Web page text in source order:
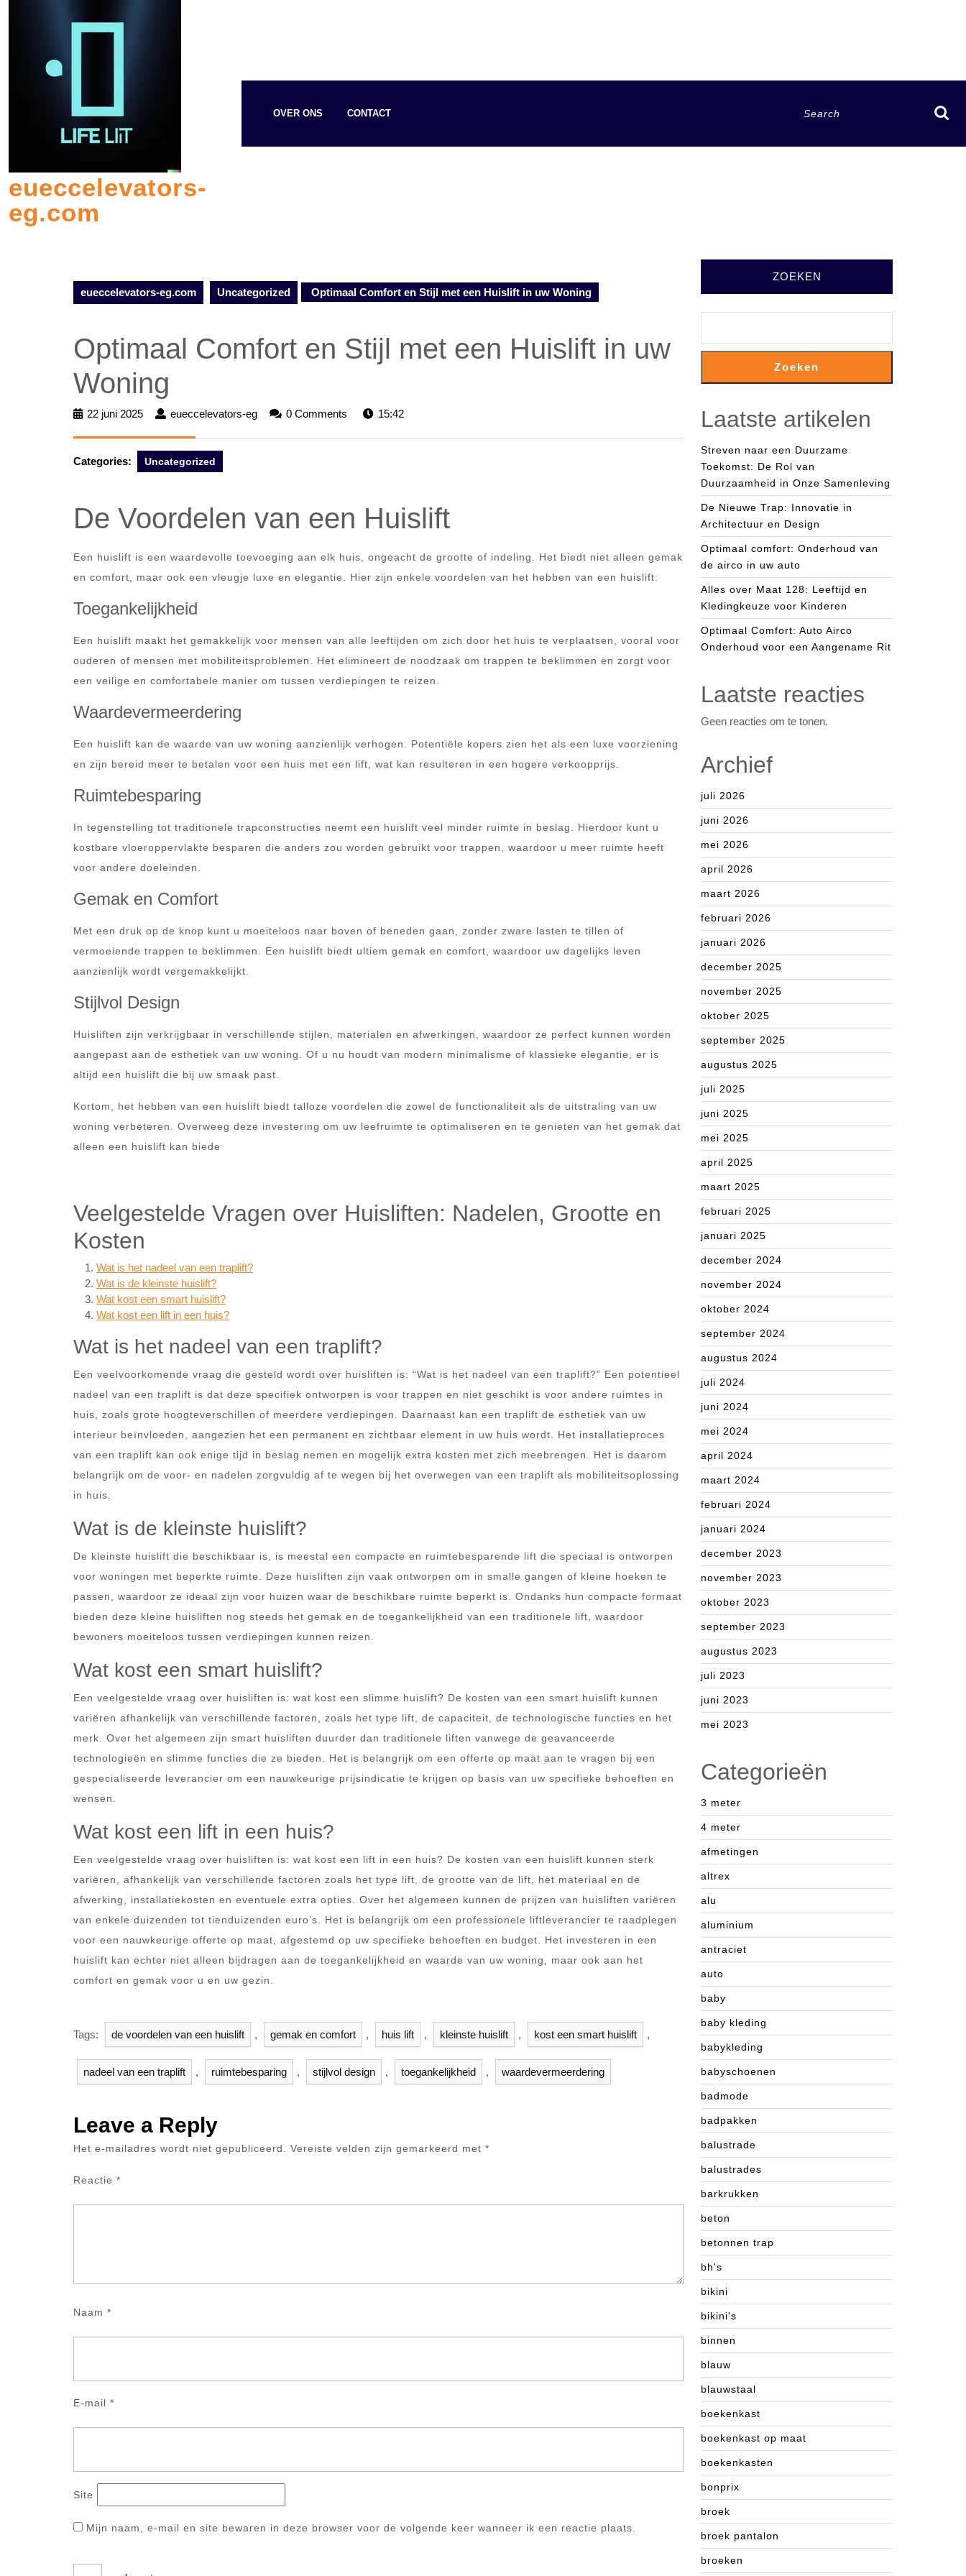
eueccelevators-
eg.com
OVER ONS CONTACT
eueccelevators-eg.com Uncategorized Optimaal Comfort en Stijl met een Huislift in uw Woning
Optimaal Comfort en Stijl met een Huislift in uw
Woning
22 juni 2025
22
eueccelevators-eg
eueccelevators-
0 Comments 15:42
Categories: Uncategorized
De Voordelen van een Huislift
Een huislift is een waardevolle toevoeging aan elk huis, ongeacht de grootte of indeling. Het biedt niet alleen gemak
en comfort, maar ook een vleugje luxe en elegantie. Hier zijn enkele voordelen van het hebben van een huislift:
Toegankelijkheid
Een huislift maakt het gemakkelijk voor mensen van alle leeftijden om zich door het huis te verplaatsen, vooral voor
ouderen of mensen met mobiliteitsproblemen. Het elimineert de noodzaak om trappen te beklimmen en zorgt voor
een veilige en comfortabele manier om tussen verdiepingen te reizen.
Waardevermeerdering
Een huislift kan de waarde van uw woning aanzienlijk verhogen. Potentiële kopers zien het als een luxe voorziening
en zijn bereid meer te betalen voor een huis met een lift, wat kan resulteren in een hogere verkoopprijs.
Ruimtebesparing
In tegenstelling tot traditionele trapconstructies neemt een huislift veel minder ruimte in beslag. Hierdoor kunt u
kostbare vloeroppervlakte besparen die anders zou worden gebruikt voor trappen, waardoor u meer ruimte heeft
voor andere doeleinden.
Gemak en Comfort
Met een druk op de knop kunt u moeiteloos naar boven of beneden gaan, zonder zware lasten te tillen of
vermoeiende trappen te beklimmen. Een huislift biedt ultiem gemak en comfort, waardoor uw dagelijks leven
aanzienlijk wordt vergemakkelijkt.
Stijlvol Design
Huisliften zijn verkrijgbaar in verschillende stijlen, materialen en afwerkingen, waardoor ze perfect kunnen worden
aangepast aan de esthetiek van uw woning. Of u nu houdt van modern minimalisme of klassieke elegantie, er is
altijd een huislift die bij uw smaak past.
Kortom, het hebben van een huislift biedt talloze voordelen die zowel de functionaliteit als de uitstraling van uw
woning verbeteren. Overweeg deze investering om uw leefruimte te optimaliseren en te genieten van het gemak dat
alleen een huislift kan biede
Veelgestelde Vragen over Huisliften: Nadelen, Grootte en
Kosten
Wat is het nadeel van een traplift?
Wat is de kleinste huislift?
Wat kost een smart huislift?
Wat kost een lift in een huis?
Wat is het nadeel van een traplift?
Een veelvoorkomende vraag die gesteld wordt over huisliften is: “Wat is het nadeel van een traplift?” Een potentieel
nadeel van een traplift is dat deze specifiek ontworpen is voor trappen en niet geschikt is voor andere ruimtes in
huis, zoals grote hoogteverschillen of meerdere verdiepingen. Daarnaast kan een traplift de esthetiek van uw
interieur beïnvloeden, aangezien het een permanent en zichtbaar element in uw huis wordt. Het installatieproces
van een traplift kan ook enige tijd in beslag nemen en mogelijk extra kosten met zich meebrengen. Het is daarom
belangrijk om de voor- en nadelen zorgvuldig af te wegen bij het overwegen van een traplift als mobiliteitsoplossing
in huis.
Wat is de kleinste huislift?
De kleinste huislift die beschikbaar is, is meestal een compacte en ruimtebesparende lift die speciaal is ontworpen
voor woningen met beperkte ruimte. Deze huisliften zijn vaak ontworpen om in smalle gangen of kleine hoeken te
passen, waardoor ze ideaal zijn voor huizen waar de beschikbare ruimte beperkt is. Ondanks hun compacte formaat
bieden deze kleine huisliften nog steeds het gemak en de toegankelijkheid van een traditionele lift, waardoor
bewoners moeiteloos tussen verdiepingen kunnen reizen.
Wat kost een smart huislift?
Een veelgestelde vraag over huisliften is: wat kost een slimme huislift? De kosten van een smart huislift kunnen
variëren afhankelijk van verschillende factoren, zoals het type lift, de capaciteit, de technologische functies en het
merk. Over het algemeen zijn smart huisliften duurder dan traditionele liften vanwege de geavanceerde
technologieën en slimme functies die ze bieden. Het is belangrijk om een offerte op maat aan te vragen bij een
gespecialiseerde leverancier om een nauwkeurige prijsindicatie te krijgen op basis van uw specifieke behoeften en
wensen.
Wat kost een lift in een huis?
Een veelgestelde vraag over huisliften is: wat kost een lift in een huis? De kosten van een huislift kunnen sterk
variëren, afhankelijk van verschillende factoren zoals het type lift, de grootte van de lift, het materiaal en de
afwerking, installatiekosten en eventuele extra opties. Over het algemeen kunnen de prijzen van huisliften variëren
van enkele duizenden tot tienduizenden euro’s. Het is belangrijk om een professionele liftleverancier te raadplegen
voor een nauwkeurige offerte op maat, afgestemd op uw specifieke behoeften en budget. Het investeren in een
huislift kan echter niet alleen bijdragen aan de toegankelijkheid en waarde van uw woning, maar ook aan het
comfort en gemak voor u en uw gezin.
Tags: de voordelen van een huislift , gemak en comfort , huis lift , kleinste huislift , kost een smart huislift ,
nadeel van een traplift , ruimtebesparing , stijlvol design , toegankelijkheid , waardevermeerdering
Leave a Reply
Het e-mailadres wordt niet gepubliceerd. Vereiste velden zijn gemarkeerd met *
Reactie *
Naam *
E-mail *
Site
Mijn naam, e-mail en site bewaren in deze browser voor de volgende keer wanneer ik een reactie plaats.
ZOEKEN
Zoeken
Laatste artikelen
Streven naar een Duurzame
Toekomst: De Rol van
Duurzaamheid in Onze Samenleving
De Nieuwe Trap: Innovatie in
Architectuur en Design
Optimaal comfort: Onderhoud van
de airco in uw auto
Alles over Maat 128: Leeftijd en
Kledingkeuze voor Kinderen
Optimaal Comfort: Auto Airco
Onderhoud voor een Aangename Rit
Laatste reacties
Geen reacties om te tonen.
Archief
juli 2026
juni 2026
mei 2026
april 2026
maart 2026
februari 2026
januari 2026
december 2025
november 2025
oktober 2025
september 2025
augustus 2025
juli 2025
juni 2025
mei 2025
april 2025
maart 2025
februari 2025
januari 2025
december 2024
november 2024
oktober 2024
september 2024
augustus 2024
juli 2024
juni 2024
mei 2024
april 2024
maart 2024
februari 2024
januari 2024
december 2023
november 2023
oktober 2023
september 2023
augustus 2023
juli 2023
juni 2023
mei 2023
Categorieën
3 meter
4 meter
afmetingen
altrex
alu
aluminium
antraciet
auto
baby
baby kleding
babykleding
babyschoenen
badmode
badpakken
balustrade
balustrades
barkrukken
beton
betonnen trap
bh's
bikini
bikini's
binnen
blauw
blauwstaal
boekenkast
boekenkast op maat
boekenkasten
bonprix
broek
broek pantalon
broeken